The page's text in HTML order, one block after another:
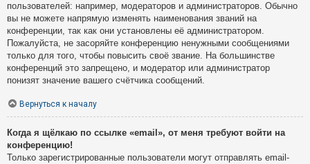
пользователей: например, модераторов и администраторов. Обычно
вы не можете напрямую изменять наименования званий на
конференции, так как они установлены её администратором.
Пожалуйста, не засоряйте конференцию ненужными сообщениями
только для того, чтобы повысить своё звание. На большинстве
конференций это запрещено, и модератор или администратор
понизят значение вашего счётчика сообщений.
Вернуться к началу
Когда я щёлкаю по ссылке «email», от меня требуют войти на
конференцию!
Только зарегистрированные пользователи могут отправлять email-